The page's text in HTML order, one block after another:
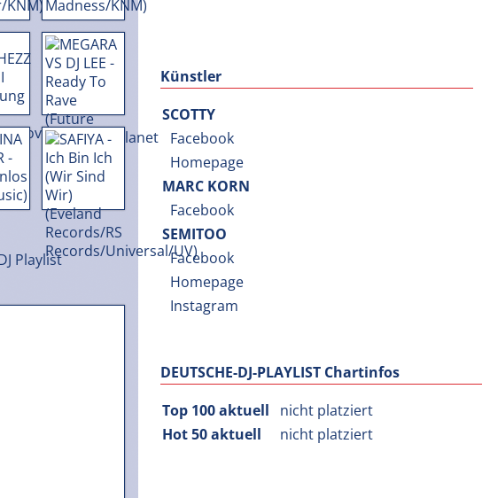
Künstler
SCOTTY
Facebook
Homepage
MARC KORN
Facebook
SEMITOO
Facebook
Homepage
Instagram
DEUTSCHE-DJ-PLAYLIST Chartinfos
Top 100 aktuell
nicht platziert
Hot 50 aktuell
nicht platziert